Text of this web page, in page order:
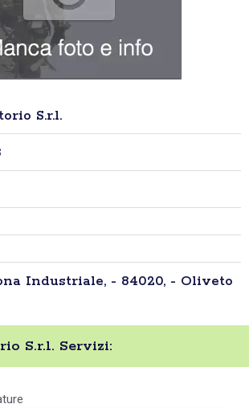
S.r.l.
Industriale, - 84020, - Oliveto
S.r.l. Servizi: